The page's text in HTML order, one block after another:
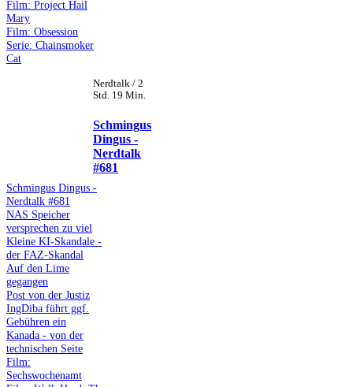
Film: Project Hail
Mary
Film: Obsession
Serie: Chainsmoker
Cat
Nerdtalk / 2
Std. 19 Min.
Schmingus
Dingus -
Nerdtalk
#681
Schmingus Dingus -
Nerdtalk #681
NAS Speicher
versprechen zu viel
Kleine KI-Skandale -
der FAZ-Skandal
Auf den Lime
gegangen
Post von der Justiz
IngDiba führt ggf.
Gebühren ein
Kanada - von der
technischen Seite
Film:
Sechswochenamt